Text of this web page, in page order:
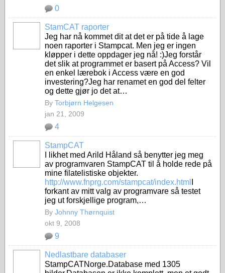
0
StamCAT raporter
Jeg har nå kommet dit at det er på tide å lage
noen raporter i Stampcat. Men jeg er ingen
kløpper i dette oppdager jeg nå! :)Jeg forstår
det slik at programmet er basert på Access? Vil
en enkel lærebok i Access være en god
investering?Jeg har renamet en god del felter
og dette gjør jo det at…
By Torbjørn Helgesen
jan 21, 2009
4
StampCAT
I likhet med Arild Håland så benytter jeg meg
av programvaren StampCAT til å holde rede på
mine filatelistiske objekter.
http://www.fnprg.com/stampcat/index.html
forkant av mitt valg av programvare så testet
jeg ut forskjellige program,…
By Johnny Thørnquist
okt 9, 2008
9
Nedlastbare databaser
StampCATNorge.Database med 1305